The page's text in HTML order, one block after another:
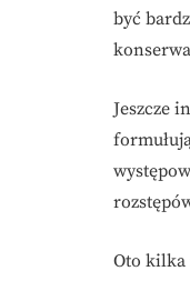
być
Jeszcze
Oto kilka